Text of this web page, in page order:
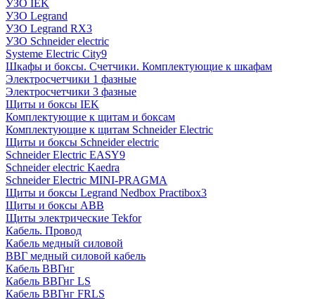
УЗО IEK
УЗО Legrand
УЗО Legrand RX3
УЗО Schneider electric
Systeme Electric City9
Шкафы и боксы. Счетчики. Комплектующие к шкафам
Электросчетчики 1 фазные
Электросчетчики 3 фазные
Щиты и боксы IEK
Комплектующие к щитам и боксам
Комплектующие к щитам Schneider Electric
Щиты и боксы Schneider electric
Schneider Electric EASY9
Schneider electric Kaedra
Schneider Electric MINI-PRAGMA
Щиты и боксы Legrand Nedbox Practibox3
Щиты и боксы ABB
Щиты электрические Tekfor
Кабель. Провод
Кабель медный силовой
ВВГ медный силовой кабель
Кабель ВВГнг
Кабель ВВГнг LS
Кабель ВВГнг FRLS